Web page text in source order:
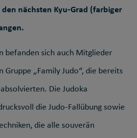
den nächsten Kyu-Grad (farbiger
befanden sich auch Mitglieder
Gruppe „Family Judo“, die bereits
Die Judoka
die Judo-Fallübung sowie
die alle souverän